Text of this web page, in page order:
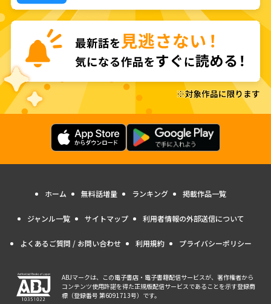
ホーム 無料話増量 ランキング 掲載作品一覧
ジャンル一覧 サイトマップ 利用者情報の外部送信について
よくあるご質問 / お問い合わせ 利用規約 プライバシーポリシー
ABJマークは、この電子書店・電子書籍配信サービスが、著作権者から
コンテンツ使用許諾を得た正規版配信サービスであることを示す登録商
標（登録番号 第6091713号）です。